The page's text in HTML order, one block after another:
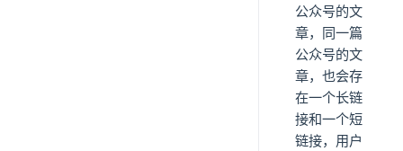
公众号的文
章，同一篇
公众号的文
章，也会存
在一个长链
接和一个短
链接，用户